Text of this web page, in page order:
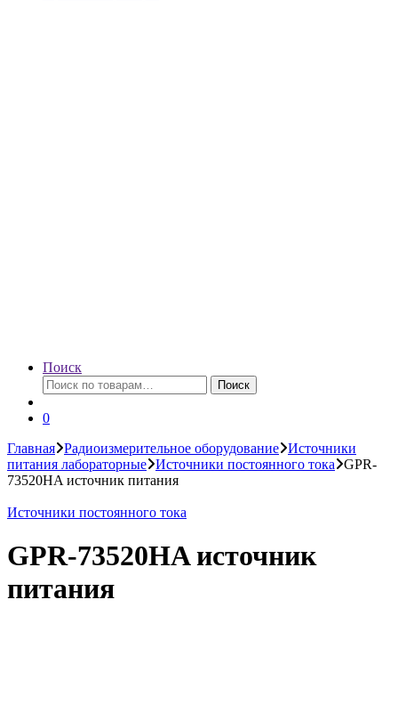
Поиск
Искать:
Поиск
0
Главная Радиоизмерительное оборудование Источники
питания лабораторные Источники постоянного тока
GPR-
73520HA источник питания
Источники постоянного тока
GPR-73520HA источник
питания